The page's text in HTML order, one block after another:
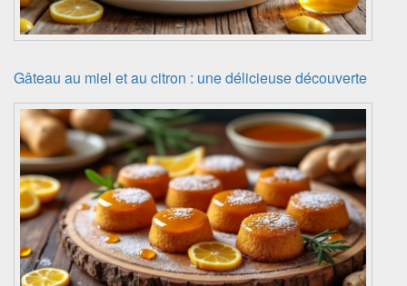
Gâteau au miel et au citron : une délicieuse découverte